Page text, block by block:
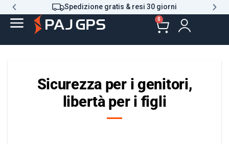
Spedizione gratis & resi 30 giorni
0
Sicurezza per i genitori,
libertà per i figli